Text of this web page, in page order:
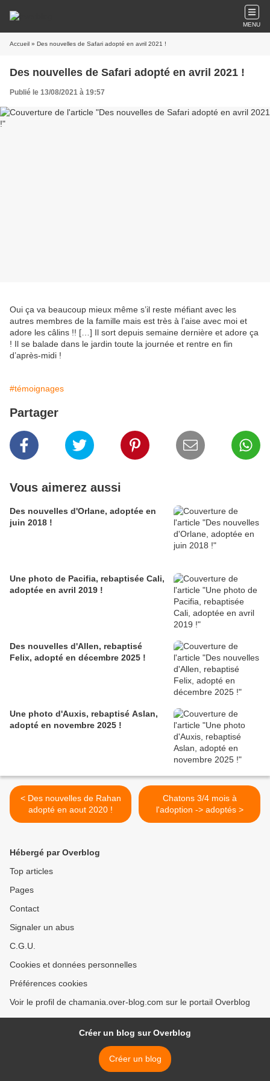
MENU
Accueil » Des nouvelles de Safari adopté en avril 2021 !
Des nouvelles de Safari adopté en avril 2021 !
Publié le 13/08/2021 à 19:57
Oui ça va beaucoup mieux même s’il reste méfiant avec les
autres membres de la famille mais est très à l’aise avec moi et
adore les câlins !! […] Il sort depuis semaine dernière et adore ça
! Il se balade dans le jardin toute la journée et rentre en fin
d’après-midi !
#témoignages
Partager
Vous aimerez aussi
Des nouvelles d'Orlane, adoptée en
juin 2018 !
Une photo de Pacifia, rebaptisée Cali,
adoptée en avril 2019 !
Des nouvelles d'Allen, rebaptisé
Felix, adopté en décembre 2025 !
Une photo d'Auxis, rebaptisé Aslan,
adopté en novembre 2025 !
< Des nouvelles de Rahan
adopté en aout 2020 !
Chatons 3/4 mois à
l'adoption -> adoptés >
Hébergé par Overblog
Top articles
Pages
Contact
Signaler un abus
C.G.U.
Cookies et données personnelles
Préférences cookies
Voir le profil de chamania.over-blog.com sur le portail Overblog
Créer un blog sur Overblog
Créer un blog